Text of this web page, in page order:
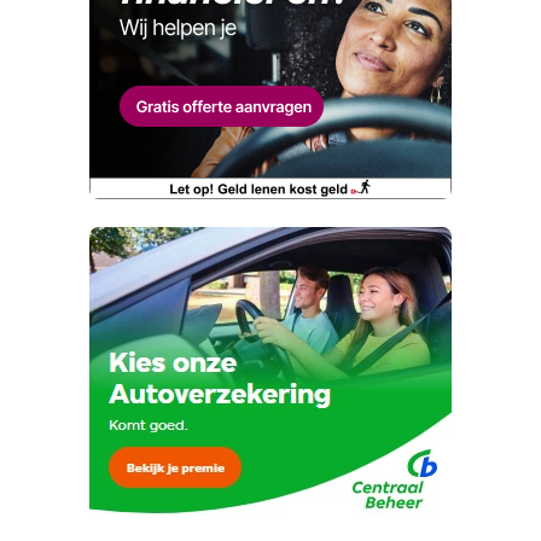
Telefoonnummer (optioneel)
Vraag mijn proefrit aan
om je aanvraag zo goed mogelijk bij de
aanbieder te brengen. Lees hier meer over in
onzeprivacyverklaring .
E-mailadres
Telefoonnummer (optioneel)
Verstuur mijn vraag
viaBOVAG.nl verwerkt je persoonsgegevens
om je aanvraag zo goed mogelijk bij de
aanbieder te brengen. Lees hier meer over in
onze
Wat is jou opgevallen?
Wat klopt er niet?
Kan je ons nog meer vertellen? (optioneel)
Stuur mijn bevinding door